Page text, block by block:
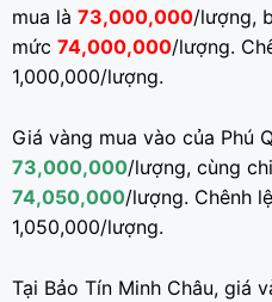
mua là 73,000,000/lượng,
mức 74,000,000/lượng.
1,000,000/lượng.
Giá vàng mua vào của Phú
73,000,000/lượng, cùng
74,050,000/lượng. Chênh
1,050,000/lượng.
Tại Bảo Tín Minh Châu, giá